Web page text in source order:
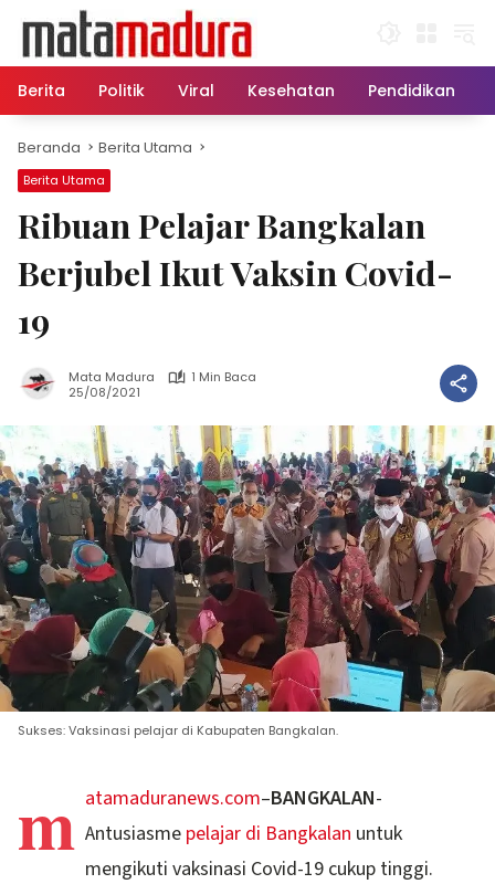
konten
Berita
Politik Viral Kesehatan Pendidikan
Beranda Berita Utama
Berita Utama
Ribuan Pelajar Bangkalan
Berjubel Ikut Vaksin Covid-
19
Mata Madura
1 Min Baca
25/08/2021
Sukses: Vaksinasi pelajar di Kabupaten Bangkalan.
m atamaduranews.com–BANGKALAN-
Antusiasme pelajar di Bangkalan untuk
mengikuti vaksinasi Covid-19 cukup tinggi.